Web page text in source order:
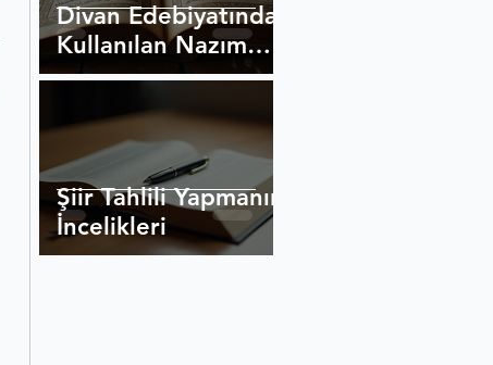
Divan Edebiyatında
Kullanılan Nazım
Biçimleri
Şiir Tahlili Yapmanın
İncelikleri